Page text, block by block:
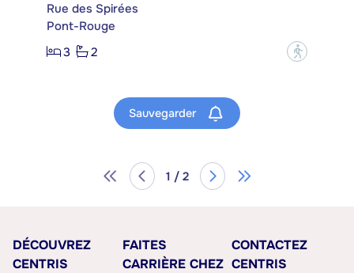
Rue des Spirées
Pont-Rouge
3
2 ?
Sauvegarder
1 / 2
DÉCOUVREZ
CENTRIS
FAITES
CARRIÈRE CHEZ
CONTACTEZ
CENTRIS